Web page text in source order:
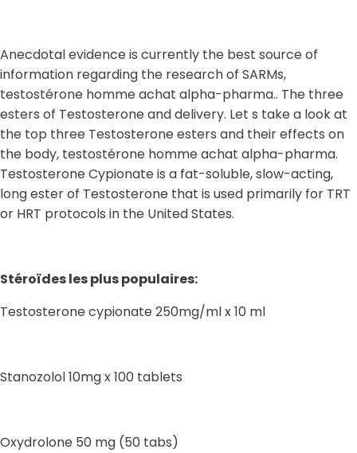
Anecdotal evidence is currently the best source of
information regarding the research of SARMs,
testostérone homme achat alpha-pharma.. The three
esters of Testosterone and delivery. Let s take a look at
the top three Testosterone esters and their effects on
the body, testostérone homme achat alpha-pharma.
Testosterone Cypionate is a fat-soluble, slow-acting,
long ester of Testosterone that is used primarily for TRT
or HRT protocols in the United States.
Stéroïdes les plus populaires:
Testosterone cypionate 250mg/ml x 10 ml
Stanozolol 10mg x 100 tablets
Oxydrolone 50 mg (50 tabs)